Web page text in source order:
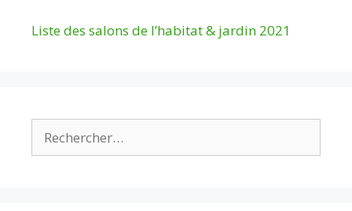
Liste des salons de l’habitat & jardin 2021